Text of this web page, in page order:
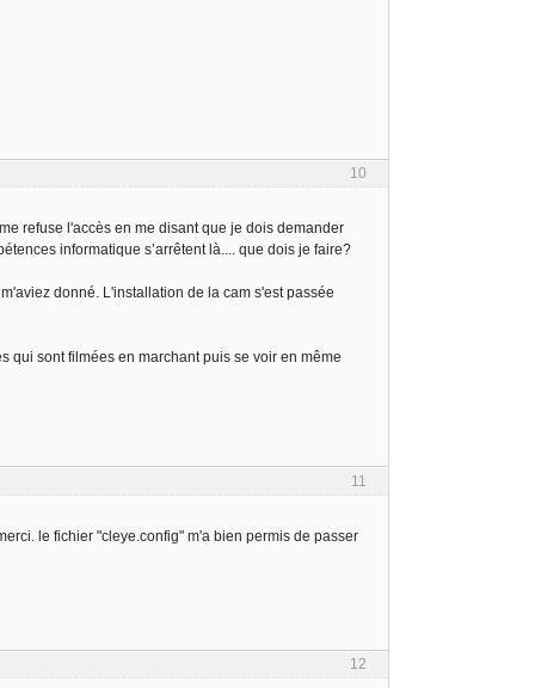
10
refuse l'accès en me disant que je dois demander
informatique s’arrêtent là.... que dois je faire?
donné. L'installation de la cam s'est passée
qui sont filmées en marchant puis se voir en même
11
le fichier "cleye.config" m'a bien permis de passer
12